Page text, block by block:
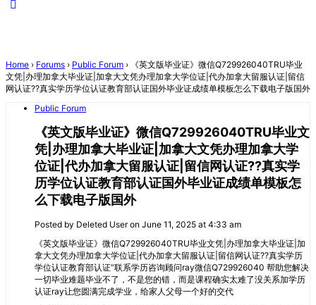
Home › Forums › Public Forum ›
《英文版毕业证》微信Q729926040TRU毕业
文凭|办理加拿大毕业证|加拿大文凭办理加拿大学位证|代办加拿大留服认证|留信
网认证??真实学历学位认证教育部认证国外毕业证成绩单模板怎么下载电子版国外
Public Forum
《英文版毕业证》微信Q729926040TRU毕业文
凭|办理加拿大毕业证|加拿大文凭办理加拿大学
位证|代办加拿大留服认证|留信网认证??真实学
历学位认证教育部认证国外毕业证成绩单模板怎
么下载电子版国外
Posted by Deleted User on June 11, 2025 at 4:33 am
《英文版毕业证》微信Q729926040TRU毕业文凭|办理加拿大毕业证|加
拿大文凭办理加拿大学位证|代办加拿大留服认证|留信网认证??真实学历
学位认证教育部认证“联系学历咨询顾问ray微信Q729926040 帮助您解决
一切毕业难题毕业不了，不是您的错，而是课程确实太难了没关系加学历
认证ray让您圆满完成学业，给家人父母一个好的交代